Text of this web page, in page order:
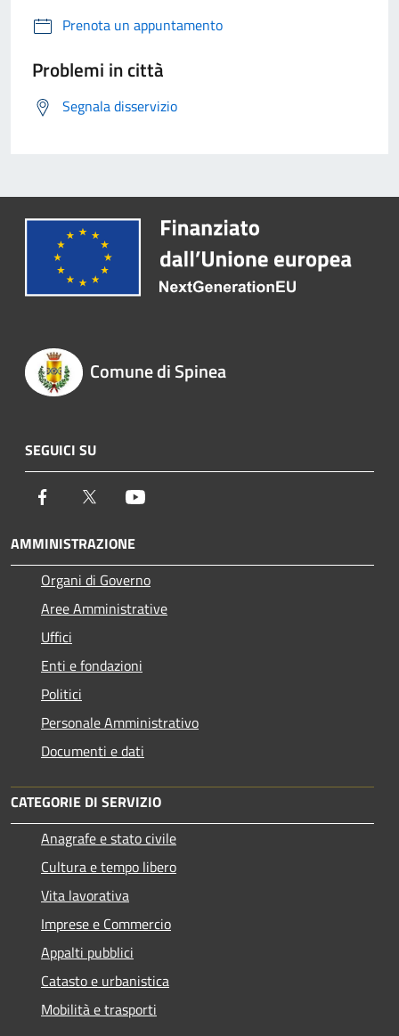
Prenota un appuntamento
Problemi in città
Segnala disservizio
Comune di Spinea
SEGUICI SU
Facebook Twitter
AMMINISTRAZIONE
Organi di Governo
Aree Amministrative
Uffici
Enti e fondazioni
Politici
Personale Amministrativo
Documenti e dati
CATEGORIE DI SERVIZIO
Anagrafe e stato civile
Cultura e tempo libero
Vita lavorativa
Imprese e Commercio
Appalti pubblici
Catasto e urbanistica
Mobilità e trasporti